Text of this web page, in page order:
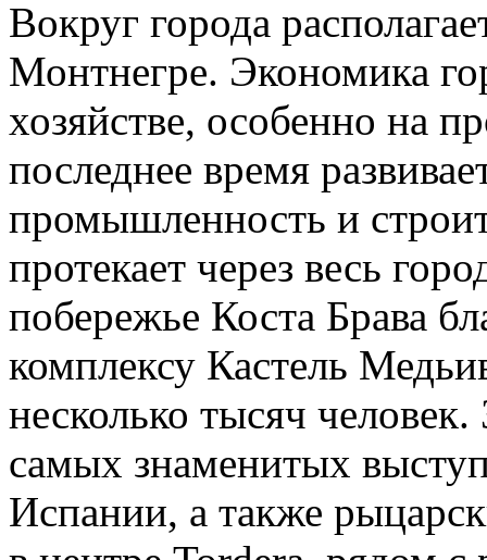
Вокруг города
Монтнегре. Экономика
хозяйстве, особенно на
последнее время
промышленность и
протекает через весь
побережье Коста Брава
комплексу Кастель
несколько тысяч
самых знаменитых
Испании, а также